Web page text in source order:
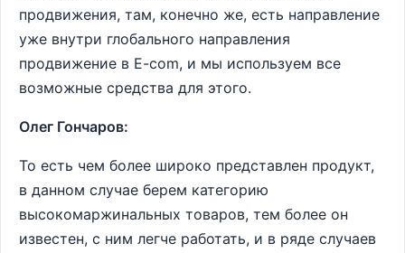
продвижения, там, конечно же, есть направление
уже внутри глобального направления
продвижение в E-com, и мы используем все
возможные средства для этого.
Олег Гончаров:
То есть чем более широко представлен продукт,
в данном случае берем категорию
высокомаржинальных товаров, тем более он
известен, с ним легче работать, и в ряде случаев